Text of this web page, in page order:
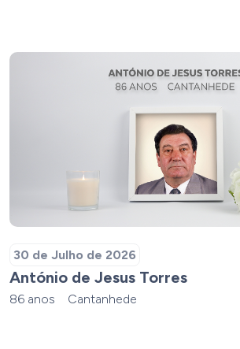
30 de Julho de 2026
António de Jesus Torres
86 anos Cantanhede